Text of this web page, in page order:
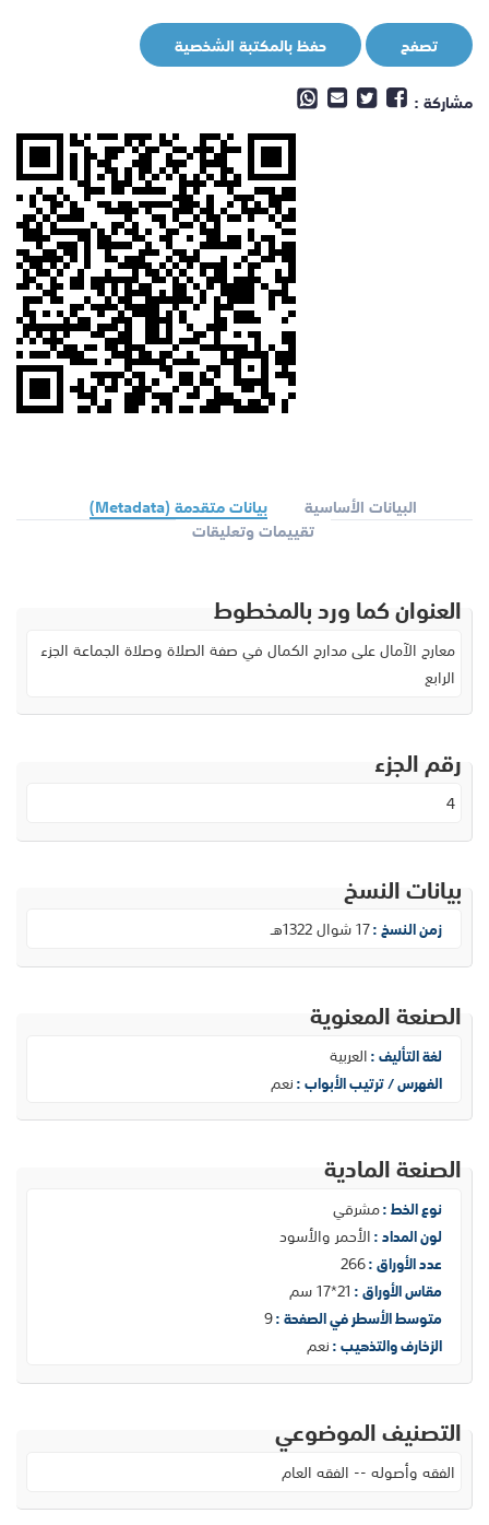
تصفح
حفظ بالمكتبة الشخصية
مشاركة :
البيانات الأساسية
بيانات متقدمة (Metadata)
تقييمات وتعليقات
العنوان كما ورد بالمخطوط
معارج الآمال على مدارج الكمال في صفة الصلاة وصلاة الجماعة الجزء
الرابع
رقم الجزء
4
بيانات النسخ
زمن النسخ :17 شوال 1322هـ
الصنعة المعنوية
لغة التأليف :العربية
الفهرس / ترتيب الأبواب :نعم
الصنعة المادية
نوع الخط :مشرقي
لون المداد :الأحمر والأسود
عدد الأوراق :266
مقاس الأوراق : 21*17 سم
متوسط الأسطر في الصفحة :9
الزخارف والتذهيب :نعم
التصنيف الموضوعي
الفقه وأصوله -- الفقه العام